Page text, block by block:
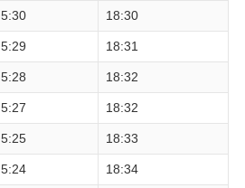
5:30 18:30
5:29 18:31
5:28 18:32
5:27 18:32
5:25 18:33
5:24 18:34